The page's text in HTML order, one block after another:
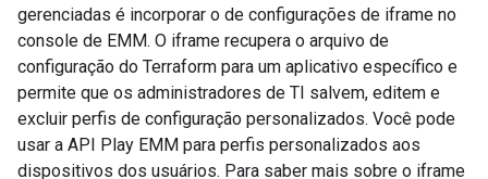
gerenciadas é incorporar o de configurações de iframe no
console de EMM. O iframe recupera o arquivo de
configuração do Terraform para um aplicativo específico e
permite que os administradores de TI salvem, editem e
excluir perfis de configuração personalizados. Você pode
usar a API Play EMM para perfis personalizados aos
dispositivos dos usuários. Para saber mais sobre o iframe